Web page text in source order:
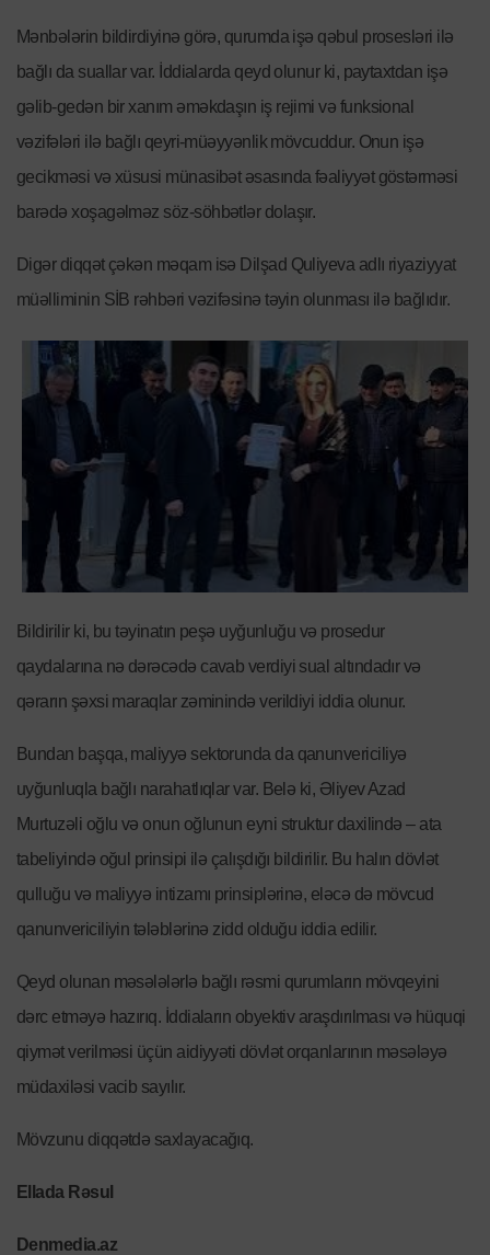
Mənbələrin bildirdiyinə görə, qurumda işə qəbul prosesləri ilə
bağlı da suallar var. İddialarda qeyd olunur ki, paytaxtdan işə
gəlib-gedən bir xanım əməkdaşın iş rejimi və funksional
vəzifələri ilə bağlı qeyri-müəyyənlik mövcuddur. Onun işə
gecikməsi və xüsusi münasibət əsasında fəaliyyət göstərməsi
barədə xoşagəlməz söz-söhbətlər dolaşır.
Digər diqqət çəkən məqam isə Dilşad Quliyeva adlı riyaziyyat
müəlliminin SİB rəhbəri vəzifəsinə təyin olunması ilə bağlıdır.
Bildirilir ki, bu təyinatın peşə uyğunluğu və prosedur
qaydalarına nə dərəcədə cavab verdiyi sual altındadır və
qərarın şəxsi maraqlar zəminində verildiyi iddia olunur.
Bundan başqa, maliyyə sektorunda da qanunvericiliyə
uyğunluqla bağlı narahatlıqlar var. Belə ki, Əliyev Azad
Murtuzəli oğlu və onun oğlunun eyni struktur daxilində – ata
tabeliyində oğul prinsipi ilə çalışdığı bildirilir. Bu halın dövlət
qulluğu və maliyyə intizamı prinsiplərinə, eləcə də mövcud
qanunvericiliyin tələblərinə zidd olduğu iddia edilir.
Qeyd olunan məsələlərlə bağlı rəsmi qurumların mövqeyini
dərc etməyə hazırıq. İddiaların obyektiv araşdırılması və hüquqi
qiymət verilməsi üçün aidiyyəti dövlət orqanlarının məsələyə
müdaxiləsi vacib sayılır.
Mövzunu diqqətdə saxlayacağıq.
Ellada Rəsul
Denmedia.az